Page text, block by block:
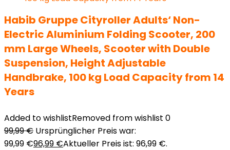
Habib Gruppe Cityroller Adults‘ Non-
Electric Aluminium Folding Scooter, 200
mm Large Wheels, Scooter with Double
Suspension, Height Adjustable
Handbrake, 100 kg Load Capacity from 14
Years
Added to wishlistRemoved from wishlist 0
99,99€ Ursprünglicher Preis war:
99,99 €96,99 €Aktueller Preis ist: 96,99 €.